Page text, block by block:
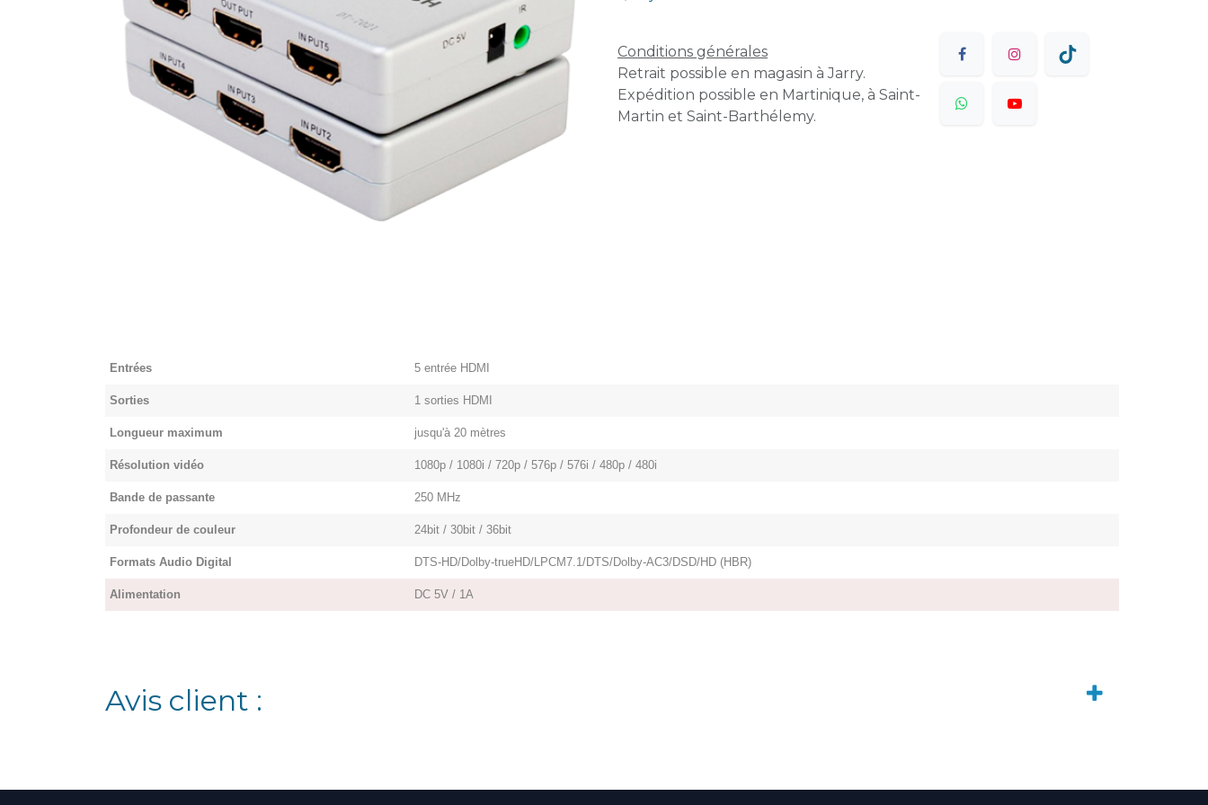
Conditions générales
Retrait possible en magasin à Jarry.
Expédition possible en Martinique, à Saint-
Martin et Saint-Barthélemy.
Entrées 5 entrée HDMI
Sorties 1 sorties HDMI
Longueur maximum jusqu'à 20 mètres
Résolution vidéo 1080p / 1080i / 720p / 576p / 576i / 480p / 480i
Bande de passante 250 MHz
Profondeur de couleur 24bit / 30bit / 36bit
Formats Audio Digital DTS-HD/Dolby-trueHD/LPCM7.1/DTS/Dolby-AC3/DSD/HD (HBR)
Alimentation DC 5V / 1A
Avis client :